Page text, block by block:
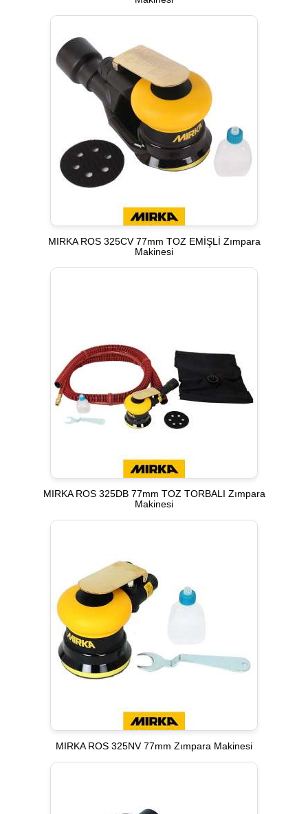
MIRKA ROS 325CV 77mm TOZ EMİŞLİ Zımpara
Makinesi
MIRKA ROS 325DB 77mm TOZ TORBALI Zımpara
Makinesi
MIRKA ROS 325NV 77mm Zımpara Makinesi